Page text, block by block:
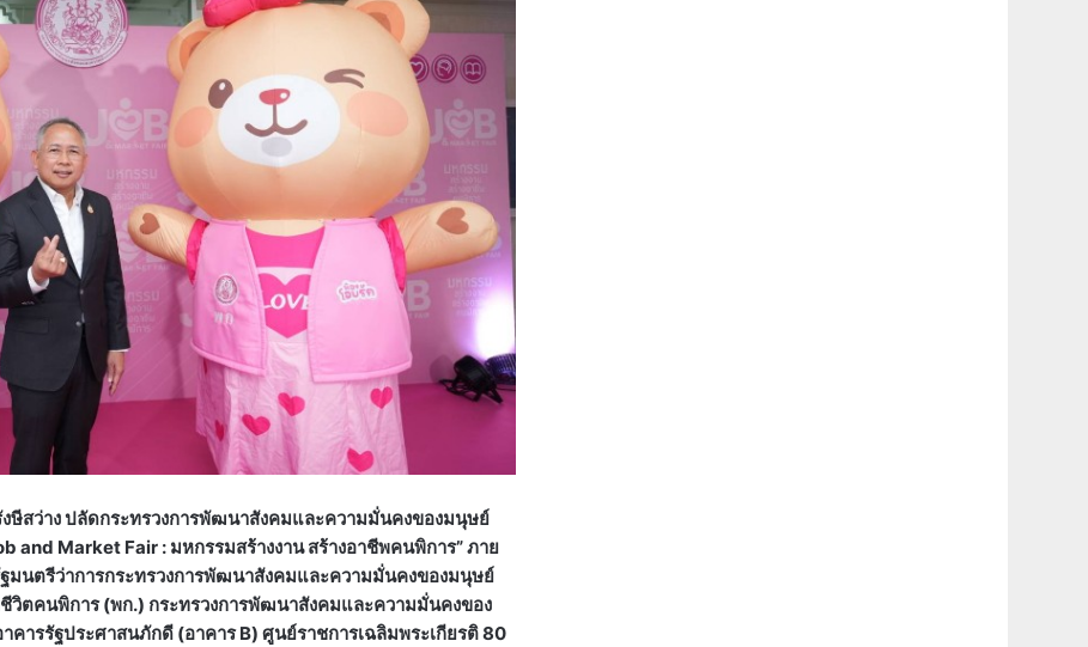
ษีสว่าง ปลัดกระทรวงการพัฒนาสังคมและความมั่นคงของมนุษย์
and Market Fair : มหกรรมสร้างงาน สร้างอาชีพคนพิการ” ภาย
มนตรีว่าการกระทรวงการพัฒนาสังคมและความมั่นคงของมนุษย์
ตคนพิการ (พก.) กระทรวงการพัฒนาสังคมและความมั่นคงของ
ารรัฐประศาสนภักดี (อาคาร B) ศูนย์ราชการเฉลิมพระเกียรติ 80